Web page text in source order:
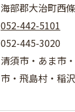
海部郡大治町西
052-442-5101
052-445-3020
清須市・あま市
市・飛島村・稲